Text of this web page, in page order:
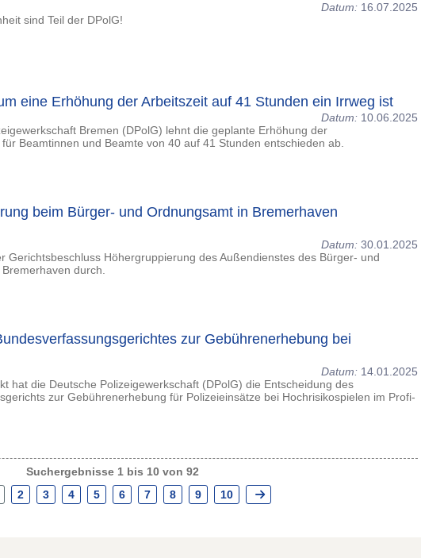
Datum: 16.07.2025
sind Teil der DPolG!
eine Erhöhung der Arbeitszeit auf 41 Stunden ein Irrweg ist
Datum: 10.06.2025
Bremen (DPolG) lehnt die geplante Erhöhung der
Beamtinnen und Beamte von 40 auf 41 Stunden entschieden ab.
beim Bürger- und Ordnungsamt in Bremerhaven
Datum: 30.01.2025
Gerichtsbeschluss Höhergruppierung des Außendienstes des Bürger- und
durch.
zur Gebührenerhebung bei
Datum: 14.01.2025
hat die Deutsche Polizeigewerkschaft (DPolG) die Entscheidung des
zur Gebührenerhebung für Polizeieinsätze bei Hochrisikospielen im Profi-
Suchergebnisse 1 bis 10 von 92
2 3 4 5 6 7 8 9 10